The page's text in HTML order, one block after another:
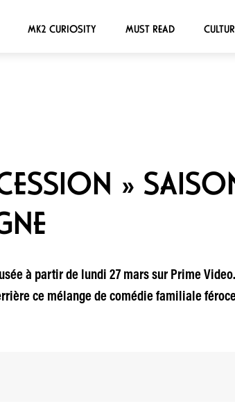
MK2 CURIOSITY MUST READ
»
à partir de lundi 27 mars sur Prime
ce mélange de comédie familiale